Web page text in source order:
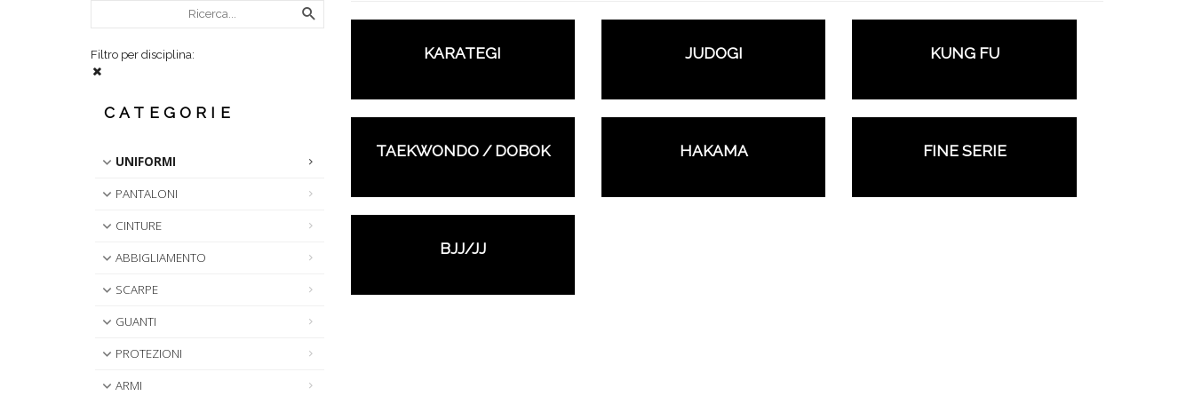
Filtro per disciplina:
CATEGORIE
UNIFORMI
PANTALONI
CINTURE
ABBIGLIAMENTO
SCARPE
GUANTI
PROTEZIONI
ARMI
KARATEGI JUDOGI KUNG FU
TAEKWONDO / DOBOK HAKAMA FINE SERIE
BJJ/JJ